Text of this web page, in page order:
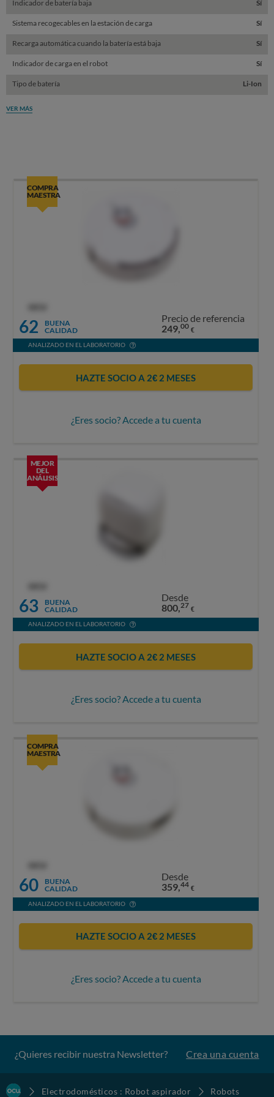
Indicador de batería baja Sí
Sistema recogecables en la estación de carga Sí
Recarga automática cuando la batería está baja Sí
Indicador de carga en el robot Sí
Tipo de batería Li-Ion
VER MÁS
COMPRA
MAESTRA
62
BUENA
CALIDAD
Precio de referencia
249,00 €
ANALIZADO EN EL LABORATORIO
HAZTE SOCIO A 2€ 2 MESES
¿Eres socio? Accede a tu cuenta
MEJOR
DEL
ANÁLISIS
63
BUENA
CALIDAD
Desde
800,27 €
ANALIZADO EN EL LABORATORIO
HAZTE SOCIO A 2€ 2 MESES
¿Eres socio? Accede a tu cuenta
COMPRA
MAESTRA
60
BUENA
CALIDAD
Desde
359,44 €
ANALIZADO EN EL LABORATORIO
HAZTE SOCIO A 2€ 2 MESES
¿Eres socio? Accede a tu cuenta
¿Quieres recibir nuestra Newsletter? Crea una cuenta
Electrodomésticos : Robot aspirador
Robots